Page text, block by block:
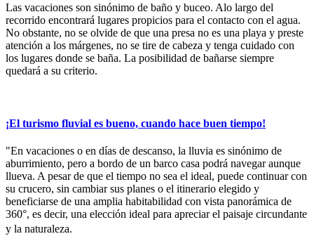
Las vacaciones son sinónimo de baño y buceo. Alo largo del
recorrido encontrará lugares propicios para el contacto con el agua.
No obstante, no se olvide de que una presa no es una playa y preste
atención a los márgenes, no se tire de cabeza y tenga cuidado con
los lugares donde se baña. La posibilidad de bañarse siempre
quedará a su criterio.
¡El turismo fluvial es bueno, cuando hace buen tiempo!
"En vacaciones o en días de descanso, la lluvia es sinónimo de
aburrimiento, pero a bordo de un barco casa podrá navegar aunque
llueva. A pesar de que el tiempo no sea el ideal, puede continuar con
su crucero, sin cambiar sus planes o el itinerario elegido y
beneficiarse de una amplia habitabilidad con vista panorámica de
360°, es decir, una elección ideal para apreciar el paisaje circundante
y la naturaleza.